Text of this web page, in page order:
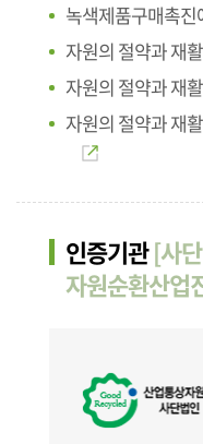
녹색제품구매촉진
자원의 절약과 재
자원의 절약과 재
자원의 절약과 재
인증기관[사
자원순환산업